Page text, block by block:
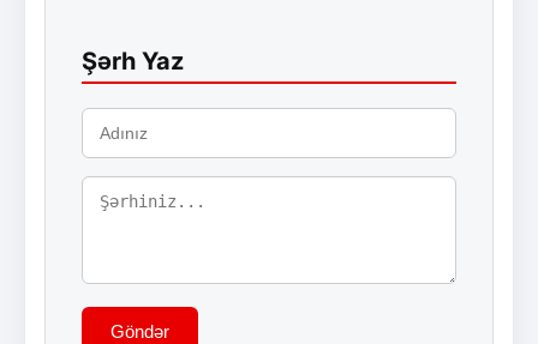
Şərh Yaz
Göndər